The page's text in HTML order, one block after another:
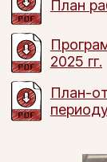
План
2025 гг.
План-